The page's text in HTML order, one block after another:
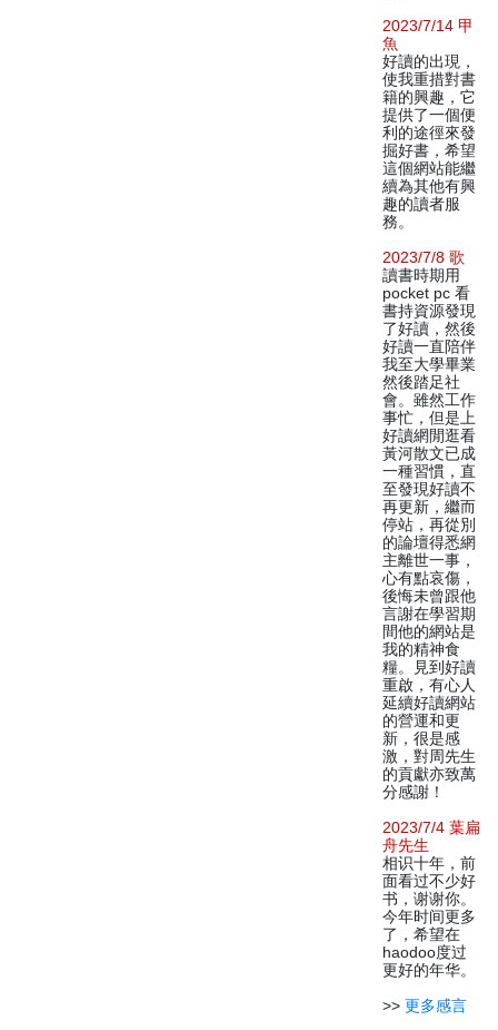
2023/7/14 甲
魚
好讀的出現，
使我重措對書
籍的興趣，它
提供了一個便
利的途徑來發
掘好書，希望
這個網站能繼
續為其他有興
趣的讀者服
務。
2023/7/8 歌
讀書時期用
pocket pc 看
書持資源發現
了好讀，然後
好讀一直陪伴
我至大學畢業
然後踏足社
會。雖然工作
事忙，但是上
好讀網閒逛看
黃河散文已成
一種習慣，直
至發現好讀不
再更新，繼而
停站，再從別
的論壇得悉網
主離世一事，
心有點哀傷，
後悔未曾跟他
言謝在學習期
間他的網站是
我的精神食
糧。見到好讀
重啟，有心人
延續好讀網站
的營運和更
新，很是感
激，對周先生
的貢獻亦致萬
分感謝！
2023/7/4 葉扁
舟先生
相识十年，前
面看过不少好
书，谢谢你。
今年时间更多
了，希望在
haodoo度过
更好的年华。
>> 更多感言